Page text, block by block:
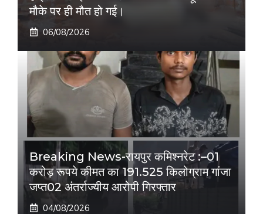
मौके पर ही मौत हो गई।
06/08/2026
Breaking News-रायपुर कमिश्नरेट :–01
करोड़ रूपये कीमत का 191.525 किलोग्राम गांजा
जप्त02 अंतर्राज्यीय आरोपी गिरफ्तार
04/08/2026